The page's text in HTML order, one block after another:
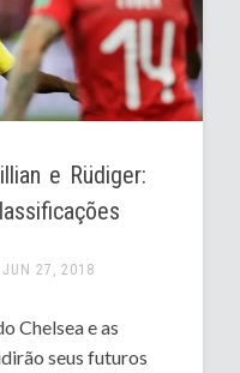
e Rüdiger:
JUN 27, 2018
Chelsea e as
seus futuros